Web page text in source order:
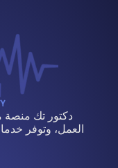
دكتور تك
العمل، وتوفر